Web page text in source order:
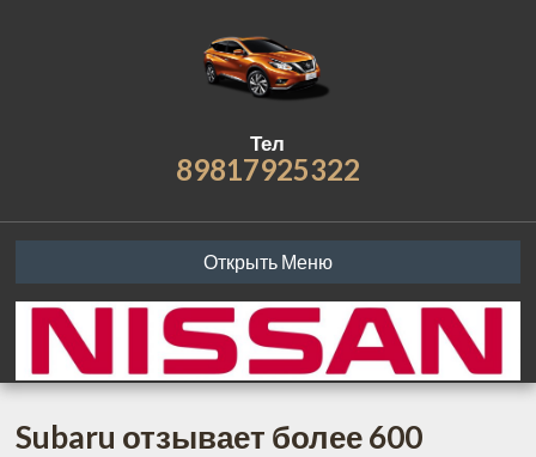
Тел
89817925322
Открыть Меню
Subaru отзывает более 600